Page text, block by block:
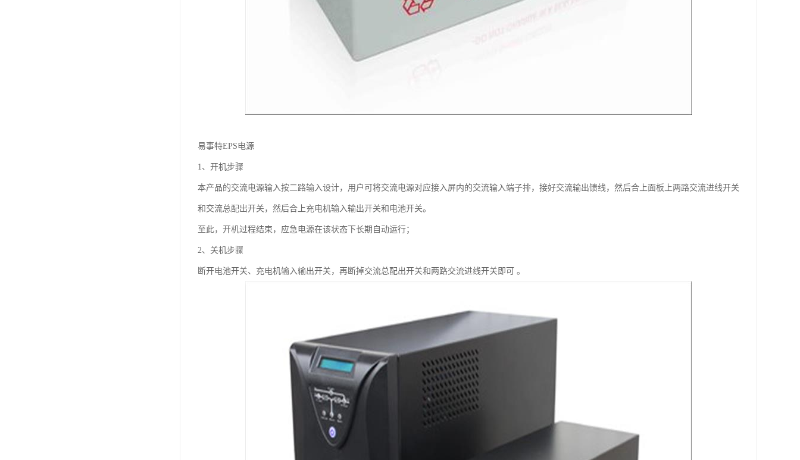
易事特EPS电源
1、开机步骤
本产品的交流电源输入按二路输入设计，用户可将交流电源对应接入屏内的交流输入端子排，接好交流输出馈线，然后合上面板上两路交流进线开关
和交流总配出开关，然后合上充电机输入输出开关和电池开关。
至此，开机过程结束，应急电源在该状态下长期自动运行；
2、关机步骤
断开电池开关、充电机输入输出开关，再断掉交流总配出开关和两路交流进线开关即可 。